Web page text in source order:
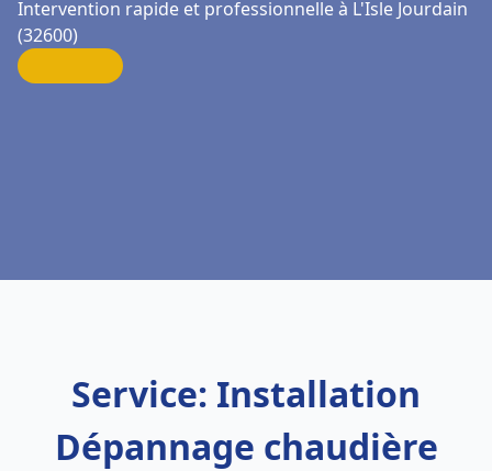
Intervention rapide et professionnelle à L'Isle Jourdain
(32600)
Service: Installation
Dépannage chaudière